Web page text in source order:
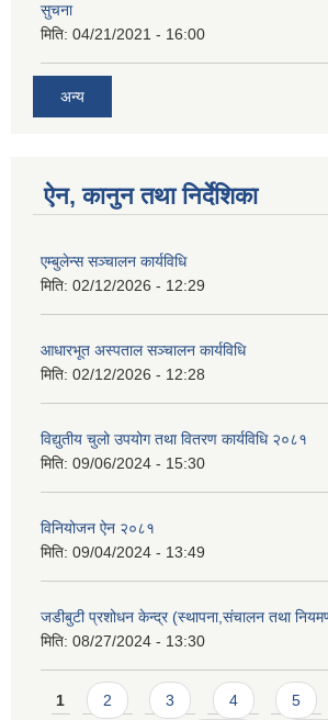
सुचना
मिति: 04/21/2021 - 16:00
अन्य
ऐन, कानुन तथा निर्देशिका
एम्बुलेन्स सञ्चालन कार्यविधि
मिति: 02/12/2026 - 12:29
आधारभूत अस्पताल सञ्चालन कार्यविधि
मिति: 02/12/2026 - 12:28
विद्युतीय चुलो उपयोग तथा वितरण कार्यविधि २०८१
मिति: 09/06/2024 - 15:30
विनियोजन ऐन २०८१
मिति: 09/04/2024 - 13:49
जडीबुटी प्रशोधन केन्द्र (स्थापना,संचालन तथा
मिति: 08/27/2024 - 13:30
Pages
1 2 3 4 5